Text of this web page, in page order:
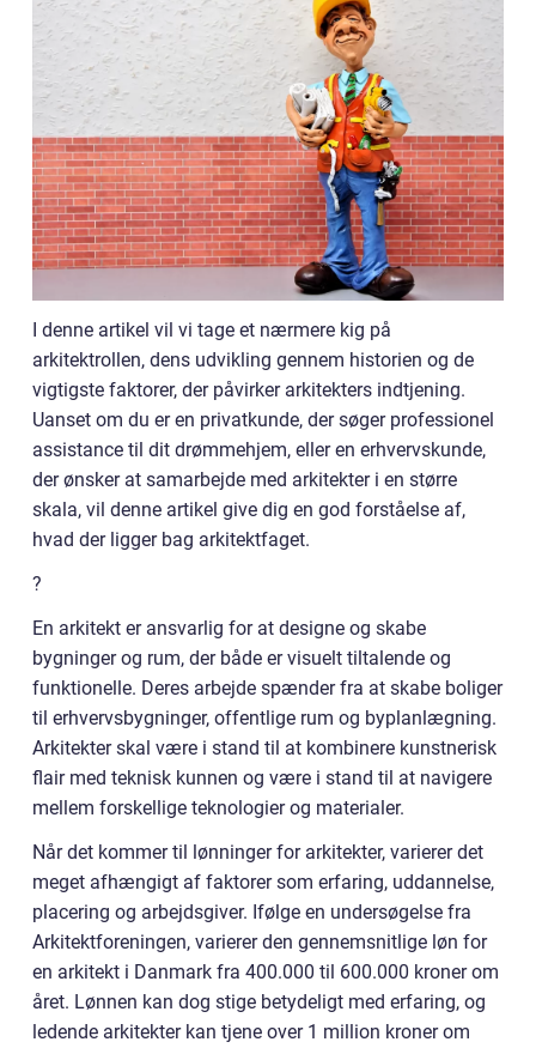
I denne artikel vil vi tage et nærmere kig på
arkitektrollen, dens udvikling gennem historien og de
vigtigste faktorer, der påvirker arkitekters indtjening.
Uanset om du er en privatkunde, der søger professionel
assistance til dit drømmehjem, eller en erhvervskunde,
der ønsker at samarbejde med arkitekter i en større
skala, vil denne artikel give dig en god forståelse af,
hvad der ligger bag arkitektfaget.
?
En arkitekt er ansvarlig for at designe og skabe
bygninger og rum, der både er visuelt tiltalende og
funktionelle. Deres arbejde spænder fra at skabe boliger
til erhvervsbygninger, offentlige rum og byplanlægning.
Arkitekter skal være i stand til at kombinere kunstnerisk
flair med teknisk kunnen og være i stand til at navigere
mellem forskellige teknologier og materialer.
Når det kommer til lønninger for arkitekter, varierer det
meget afhængigt af faktorer som erfaring, uddannelse,
placering og arbejdsgiver. Ifølge en undersøgelse fra
Arkitektforeningen, varierer den gennemsnitlige løn for
en arkitekt i Danmark fra 400.000 til 600.000 kroner om
året. Lønnen kan dog stige betydeligt med erfaring, og
ledende arkitekter kan tjene over 1 million kroner om